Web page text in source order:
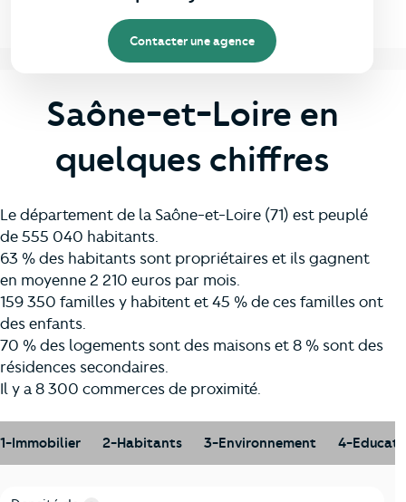
Contacter une agence
Saône-et-Loire en
quelques chiffres
Le département de la Saône-et-Loire (71) est peuplé
de 555 040 habitants.
63 % des habitants sont propriétaires et ils gagnent
en moyenne 2 210 euros par mois.
159 350 familles y habitent et 45 % de ces familles ont
des enfants.
70 % des logements sont des maisons et 8 % sont des
résidences secondaires.
Il y a 8 300 commerces de proximité.
1-Immobilier 2-Habitants 3-Environnement 4-